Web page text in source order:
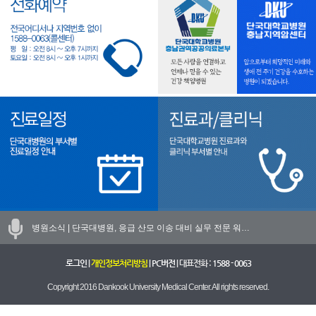
병원소식 | 단국대병원, 응급 산모 이송 대비 실무 전문 워…
로그인| 개인정보처리방침| PC버전| 대표전화 : 1588 - 0063
Copyright 2016 Dankook University Medical Center. All rights reserved.